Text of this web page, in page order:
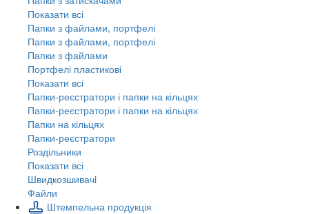
Показати всі
Папки з файлами, портфелі
Папки з файлами, портфелі
Папки з файлами
Портфелі пластикові
Показати всі
Папки-реєстратори і папки на кільцях
Папки-реєстратори і папки на кільцях
Папки на кільцях
Папки-реєстратори
Роздільники
Показати всі
Швидкозшивачi
Файли
Штемпельна продукція